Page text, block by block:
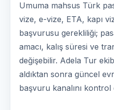
Umuma mahsus Türk
vize, e-vize, ETA, kapı
başvurusu gerekliliği;
amacı, kalış süresi ve
değişebilir. Adela Tur
aldıktan sonra güncel
başvuru kanalını kontrol